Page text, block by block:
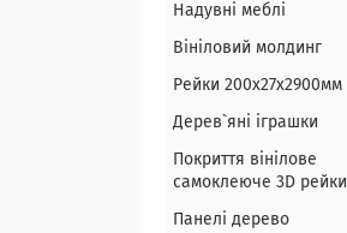
Надувні меблі
Вініловий молдинг
Рейки 200х27х2900мм
Дерев`яні іграшки
Покриття вінілове
самоклеюче 3D рейки
Панелі дерево